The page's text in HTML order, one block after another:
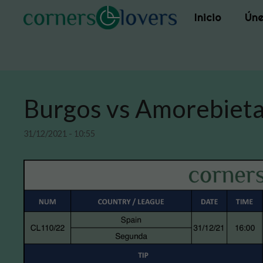
Inicio
Burgos vs Amorebieta
31/12/2021 - 10:55